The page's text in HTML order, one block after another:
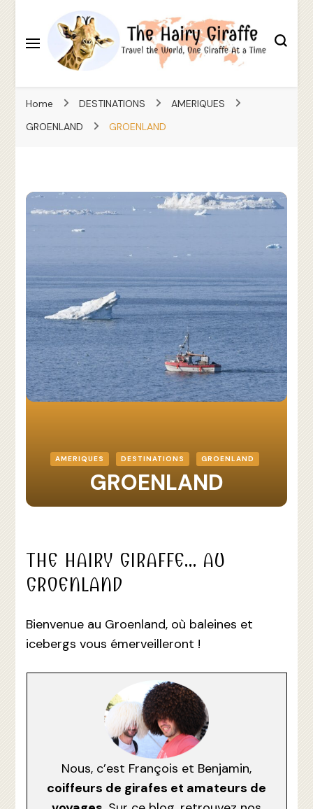
The Hairy Giraffe
Home
DESTINATIONS
AMERIQUES
GROENLAND
GROENLAND
AMERIQUES DESTINATIONS GROENLAND
GROENLAND
THE HAIRY GIRAFFE… AU
GROENLAND
Bienvenue au Groenland, où baleines et
icebergs vous émerveilleront !
Nous, c’est François et Benjamin,
coiffeurs de girafes et amateurs de